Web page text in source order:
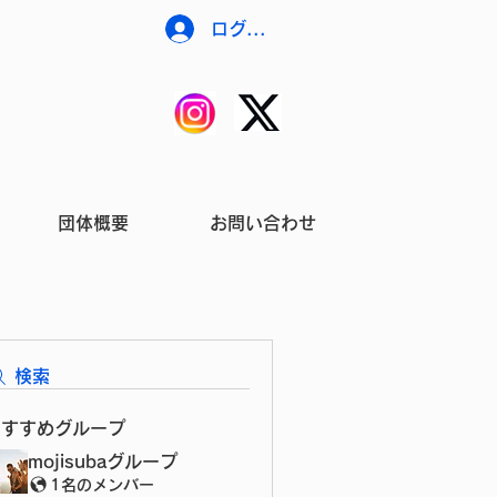
ログイン
団体概要 お問い合わせ
検索
すめグループ
mojisubaグループ
1名のメンバー